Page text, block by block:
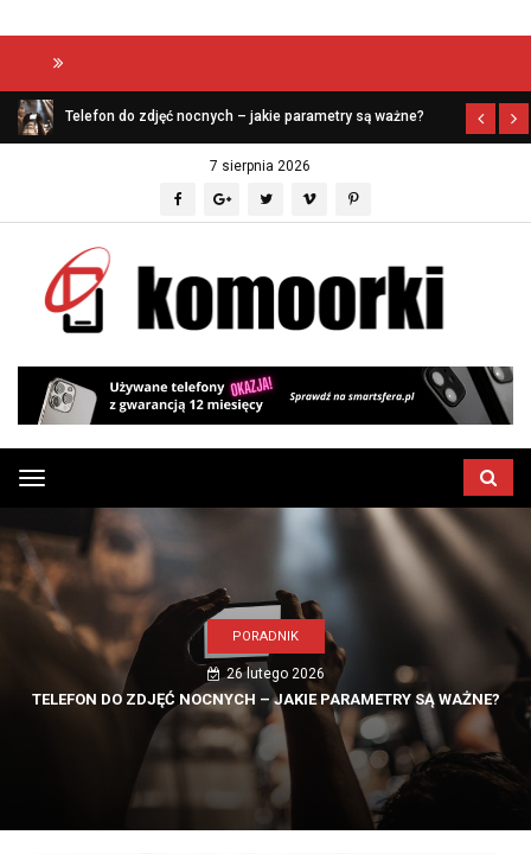
Telefon do zdjęć nocnych – jakie parametry są ważne?
7 sierpnia 2026
Przełącz
PORADNIK
26 lutego 2026
TELEFON DO ZDJĘĆ NOCNYCH – JAKIE PARAMETRY SĄ WAŻNE?